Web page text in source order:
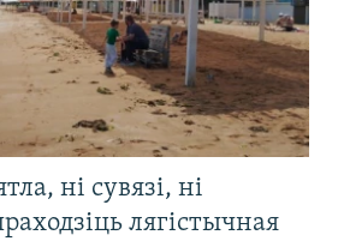
ні сувязі, ні
лягістычная